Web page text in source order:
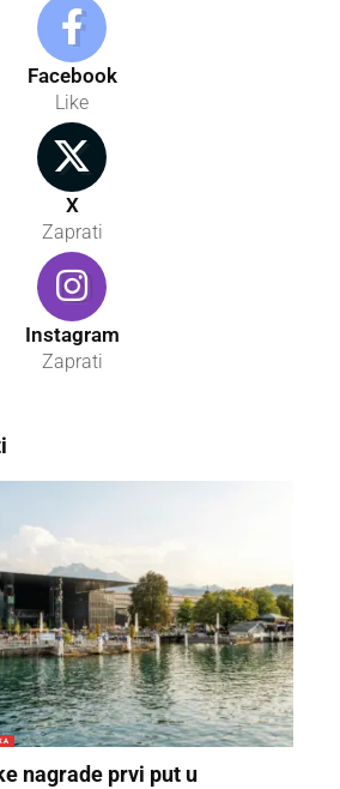
Facebook
Like
X
Zaprati
Instagram
Zaprati
nagrade prvi put u